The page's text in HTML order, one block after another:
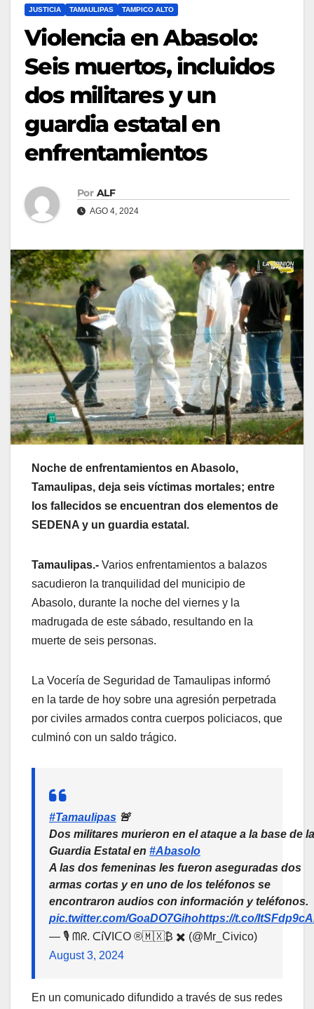
JUSTICIA TAMAULIPAS TAMPICO ALTO
Violencia en Abasolo:
Seis muertos, incluidos
dos militares y un
guardia estatal en
enfrentamientos
Por ALF
AGO 4, 2024
Noche de enfrentamientos en Abasolo,
Tamaulipas, deja seis víctimas mortales; entre
los fallecidos se encuentran dos elementos de
SEDENA y un guardia estatal.
Tamaulipas.- Varios enfrentamientos a balazos
sacudieron la tranquilidad del municipio de
Abasolo, durante la noche del viernes y la
madrugada de este sábado, resultando en la
muerte de seis personas.
La Vocería de Seguridad de Tamaulipas informó
en la tarde de hoy sobre una agresión perpetrada
por civiles armados contra cuerpos policiacos, que
culminó con un saldo trágico.
#Tamaulipas 🚨
Dos militares murieron en el ataque a la base de la
Guardia Estatal en #Abasolo
A las dos femeninas les fueron aseguradas dos
armas cortas y en uno de los teléfonos se
encontraron audios con información y teléfonos.
pic.twitter.com/GoaDO7Gihohttps://t.co/
— 🎙️ ᗰᖇ. ᑕíᐯIᑕO ®🇲🇽₿ ✖️ (@Mr_Civico)
August 3, 2024
En un comunicado difundido a través de sus redes